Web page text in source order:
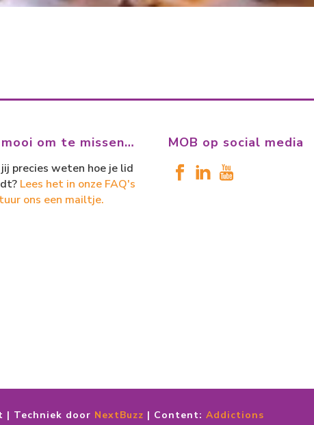
om te missen…
precies weten hoe je lid
Lees het in onze FAQ's
ons een mailtje.
MOB op social media
| Techniek door NextBuzz | Content: Addictions